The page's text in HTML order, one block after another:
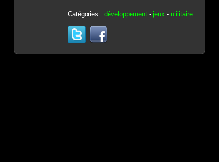
Catégories : développement- jeux - utilitaire